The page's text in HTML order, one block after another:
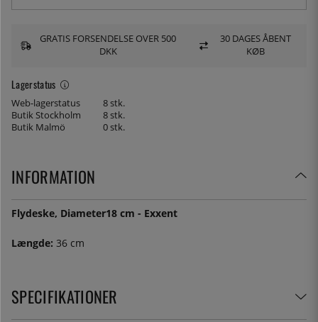
Lagerstatus
Web-lagerstatus
8 stk.
Butik Stockholm
8 stk.
Butik Malmö
0 stk.
GRATIS FORSENDELSE OVER 500
DKK
30 DAGES ÅBENT
KØB
INFORMATION
Flydeske, Diameter18 cm - Exxent
Længde: 36 cm
SPECIFIKATIONER